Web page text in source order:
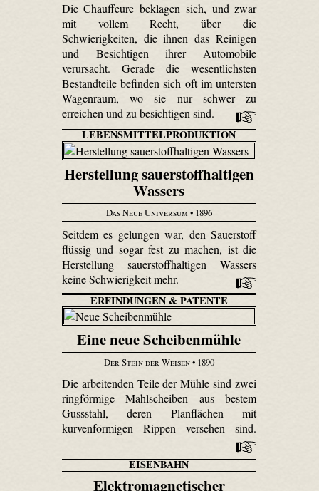
Die Chauffeure beklagen sich, und zwar
mit vollem Recht, über die
Schwierigkeiten, die ihnen das Reinigen
und Besichtigen ihrer Automobile
verursacht. Gerade die wesentlichsten
Bestandteile befinden sich oft im untersten
Wagenraum, wo sie nur schwer zu
erreichen und zu besichtigen sind.
LEBENSMITTELPRODUKTION
Herstellung sauerstoffhaltigen
Wassers
Das Neue Universum • 1896
Seitdem es gelungen war, den Sauerstoff
flüssig und sogar fest zu machen, ist die
Herstellung sauerstoffhaltigen Wassers
keine Schwierigkeit mehr.
ERFINDUNGEN & PATENTE
Eine neue Scheibenmühle
Der Stein der Weisen• 1890
Die arbeitenden Teile der Mühle sind zwei
ringförmige Mahl­scheiben aus bestem
Gussstahl, deren Plan­flächen mit
kurvenförmigen Rippen versehen sind.
EISENBAHN
Elektromagnetischer